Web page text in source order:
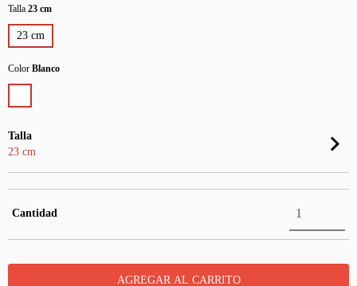
Talla 23 cm
23 cm
Color Blanco
Talla
23 cm
Cantidad